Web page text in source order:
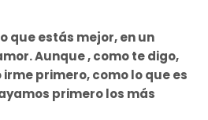
que estás mejor, en un
Aunque , como te digo,
primero, como lo que es
primero los más